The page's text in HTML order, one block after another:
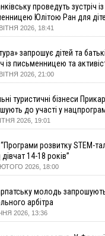
попереджають про значний
до кінця п'ятниці
площу на межі
виставили на
невідомі скоїли наругу
охорони фсб у Керчі
Музею писанкового
за межами Коломиї
п'яний на
триває декларування
проведуть зустріч із
Юлітою Ран для
про серію книг про
2026, 18:41
запрошує дітей та
із письменницею та
Повх2026, 21:00
туристичні бізнеси
до участі у
до себе»
2026, 19:01
розвитку STEM-
14-18 років”
2026, 18:00
молодь
арбітра
2026, 13:36